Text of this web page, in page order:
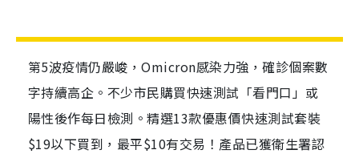
第5波疫情仍嚴峻，Omicron感染力強，確診個案數
字持續高企。不少市民購買快速測試「看門口」或
陽性後作每日檢測。精選13款優惠價快速測試套裝
$19以下買到，最平$10有交易！產品已獲衛生署認